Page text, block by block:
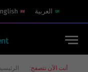
العربية
أنت الآن تتصفح: